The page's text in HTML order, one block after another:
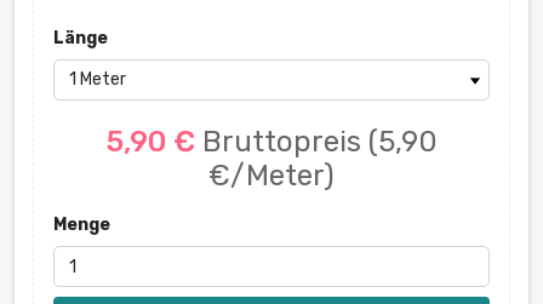
Länge
5,90 € Bruttopreis (5,90
€/Meter)
Menge